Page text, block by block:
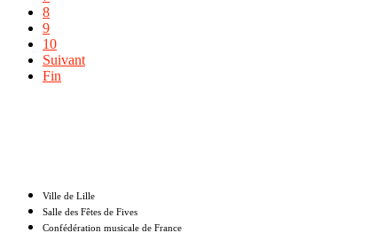
8
9
10
Suivant
Fin
Ville de Lille
Salle des Fêtes de Fives
Confédération musicale de France